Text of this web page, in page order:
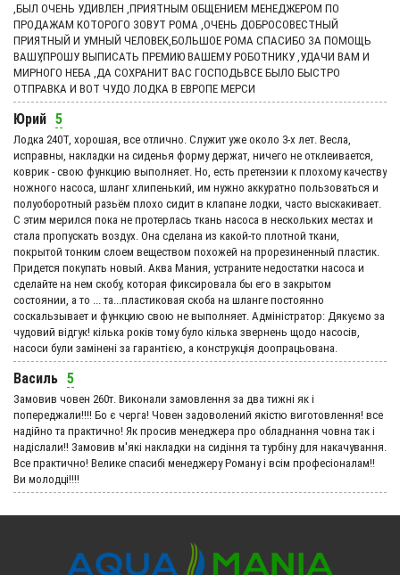
,БЫЛ ОЧЕНЬ УДИВЛЕН ,ПРИЯТНЫМ ОБЩЕНИЕМ МЕНЕДЖЕРОМ ПО
ПРОДАЖАМ КОТОРОГО ЗОВУТ РОМА ,ОЧЕНЬ ДОБРОСОВЕСТНЫЙ
ПРИЯТНЫЙ И УМНЫЙ ЧЕЛОВЕК,БОЛЬШОЕ РОМА СПАСИБО ЗА ПОМОЩЬ
ВАШУ,ПРОШУ ВЫПИСАТЬ ПРЕМИЮ ВАШЕМУ РОБОТНИКУ ,УДАЧИ ВАМ И
МИРНОГО НЕБА ,ДА СОХРАНИТ ВАС ГОСПОДЬВСЕ БЫЛО БЫСТРО
ОТПРАВКА И ВОТ ЧУДО ЛОДКА В ЕВРОПЕ МЕРСИ
Юрий 5
Лодка 240Т, хорошая, все отлично. Служит уже около 3-х лет. Весла,
исправны, накладки на сиденья форму держат, ничего не отклеивается,
коврик - свою функцию выполняет. Но, есть претензии к плохому качеству
ножного насоса, шланг хлипенький, им нужно аккуратно пользоваться и
полуоборотный разьём плохо сидит в клапане лодки, часто выскакивает.
С этим мерился пока не протерлась ткань насоса в нескольких местах и
стала пропускать воздух. Она сделана из какой-то плотной ткани,
покрытой тонким слоем веществом похожей на прорезиненный пластик.
Придется покупать новый. Аква Мания, устраните недостатки насоса и
сделайте на нем скобу, которая фиксировала бы его в закрытом
состоянии, а то ... та...пластиковая скоба на шланге постоянно
соскальзывает и функцию свою не выполняет. Адмiнiстратор: Дякуємо за
чудовий вiдгук! кілька років тому було кілька звернень щодо насосів,
насоси були замінені за гарантією, а конструкція доопрацьована.
Василь 5
Замовив човен 260т. Виконали замовлення за два тижні як і
попереджали!!!! Бо є черга! Човен задоволений якістю виготовлення! все
надійно та практично! Як просив менеджера про обладнання човна так і
надіслали!! Замовив м'які накладки на сидіння та турбіну для накачування.
Все практично! Велике спасибі менеджеру Роману і всім професіоналам!!
Ви молодці!!!!